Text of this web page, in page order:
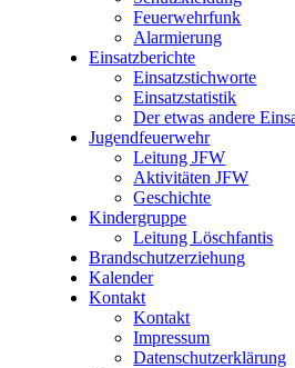
Feuerwehrfunk
Alarmierung
Einsatzberichte
Einsatzstichworte
Einsatzstatistik
Der etwas andere
Jugendfeuerwehr
Leitung JFW
Aktivitäten JFW
Geschichte
Kindergruppe
Leitung Löschfantis
Brandschutzerziehung
Kalender
Kontakt
Kontakt
Impressum
Datenschutzerklärung